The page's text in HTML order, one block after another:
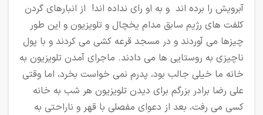
آبرویش را برده اند و به او رای نداده اند! از انبارهای گردن
کلفت های رژیم سابق مدام یخچال و تلویزیون و این طور
چیزها می آوردند و در مسجد قرعه کشی می کردند و با پول
ناچیزی به روستایی ها می دادند. ماجرای آمدن تلویزیون به
خانه ما خیلی جالب بود، پدرم نمی خواست بخرد، اما وقتی
علی رضا برادر بزرگم برای دیدن تلویزیون هر شب به خانه
کسی می رفت، بعد از دعوای مفصلی با قهر و ناراحتی به